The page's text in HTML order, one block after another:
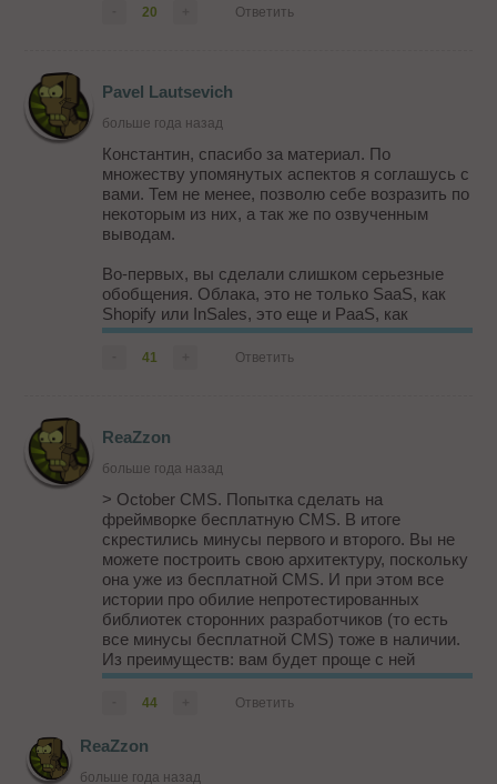
20 Ответить
Pavel Lautsevich
больше года назад
Константин, спасибо за материал. По
множеству упомянутых аспектов я соглашусь с
вами. Тем не менее, позволю себе возразить по
некоторым из них, а так же по озвученным
выводам.
Во-первых, вы сделали слишком серьезные
обобщения. Облака, это не только SaaS, как
Shopify или InSales, это еще и PaaS, как
Magento Commerce или Hybris и даже IaaS.
огр...
41 Ответить
ReaZzon
больше года назад
> October CMS. Попытка сделать на
фреймворке бесплатную CMS. В итоге
скрестились минусы первого и второго. Вы не
можете построить свою архитектуру, поскольку
она уже из бесплатной CMS. И при этом все
истории про обилие непротестированных
библиотек сторонних разработчиков (то есть
все минусы бесплатной CMS) тоже в наличии.
Из преимуществ: вам будет проще с ней
работать, если вы уже умеете писать под
Laravel.
Вы вообще пытались пользоваться
44 Ответить
ReaZzon
больше года назад